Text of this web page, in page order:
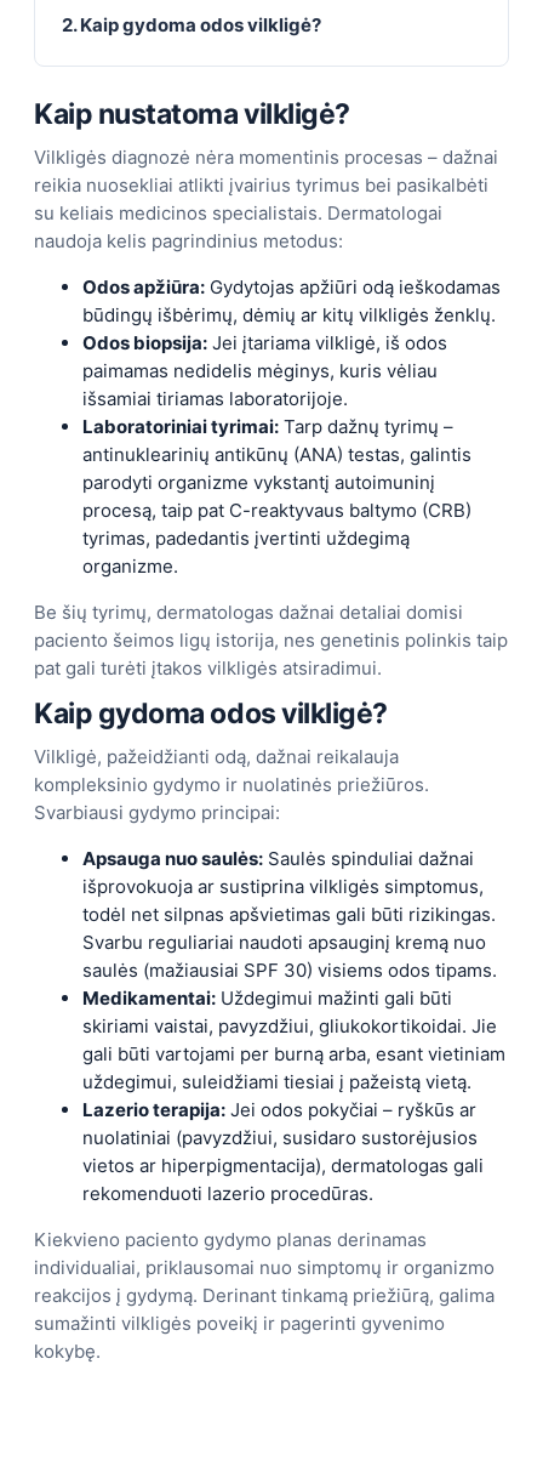
2. Kaip gydoma odos vilkligė?
Kaip nustatoma vilkligė?
Vilkligės diagnozė nėra momentinis procesas – dažnai
reikia nuosekliai atlikti įvairius tyrimus bei pasikalbėti
su keliais medicinos specialistais. Dermatologai
naudoja kelis pagrindinius metodus:
Odos apžiūra: Gydytojas apžiūri odą ieškodamas
būdingų išbėrimų, dėmių ar kitų vilkligės ženklų.
Odos biopsija: Jei įtariama vilkligė, iš odos
paimamas nedidelis mėginys, kuris vėliau
išsamiai tiriamas laboratorijoje.
Laboratoriniai tyrimai: Tarp dažnų tyrimų –
antinuklearinių antikūnų (ANA) testas, galintis
parodyti organizme vykstantį autoimuninį
procesą, taip pat C-reaktyvaus baltymo (CRB)
tyrimas, padedantis įvertinti uždegimą
organizme.
Be šių tyrimų, dermatologas dažnai detaliai domisi
paciento šeimos ligų istorija, nes genetinis polinkis taip
pat gali turėti įtakos vilkligės atsiradimui.
Kaip gydoma odos vilkligė?
Vilkligė, pažeidžianti odą, dažnai reikalauja
kompleksinio gydymo ir nuolatinės priežiūros.
Svarbiausi gydymo principai:
Apsauga nuo saulės: Saulės spinduliai dažnai
išprovokuoja ar sustiprina vilkligės simptomus,
todėl net silpnas apšvietimas gali būti rizikingas.
Svarbu reguliariai naudoti apsauginį kremą nuo
saulės (mažiausiai SPF 30) visiems odos tipams.
Medikamentai: Uždegimui mažinti gali būti
skiriami vaistai, pavyzdžiui, gliukokortikoidai. Jie
gali būti vartojami per burną arba, esant vietiniam
uždegimui, suleidžiami tiesiai į pažeistą vietą.
Lazerio terapija: Jei odos pokyčiai – ryškūs ar
nuolatiniai (pavyzdžiui, susidaro sustorėjusios
vietos ar hiperpigmentacija), dermatologas gali
rekomenduoti lazerio procedūras.
Kiekvieno paciento gydymo planas derinamas
individualiai, priklausomai nuo simptomų ir organizmo
reakcijos į gydymą. Derinant tinkamą priežiūrą, galima
sumažinti vilkligės poveikį ir pagerinti gyvenimo
kokybę.